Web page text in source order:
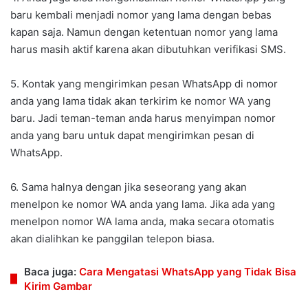
baru kembali menjadi nomor yang lama dengan bebas
kapan saja. Namun dengan ketentuan nomor yang lama
harus masih aktif karena akan dibutuhkan verifikasi SMS.
5. Kontak yang mengirimkan pesan WhatsApp di nomor
anda yang lama tidak akan terkirim ke nomor WA yang
baru. Jadi teman-teman anda harus menyimpan nomor
anda yang baru untuk dapat mengirimkan pesan di
WhatsApp.
6. Sama halnya dengan jika seseorang yang akan
menelpon ke nomor WA anda yang lama. Jika ada yang
menelpon nomor WA lama anda, maka secara otomatis
akan dialihkan ke panggilan telepon biasa.
Baca juga: Cara Mengatasi WhatsApp yang Tidak Bisa
Kirim Gambar